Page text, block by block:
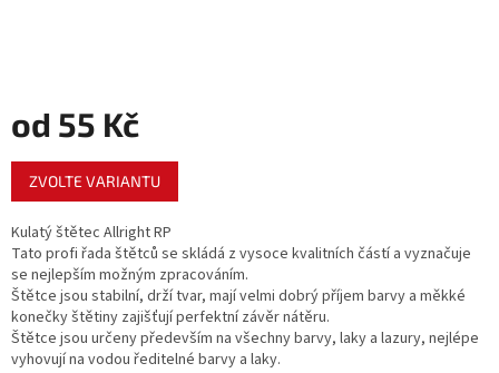
od 55 Kč
Měrná
cena:
ZVOLTE VARIANTU
Kulatý štětec Allright RP
Tato profi řada štětců se skládá z vysoce kvalitních částí a vyznačuje
se nejlepším možným zpracováním.
Štětce jsou stabilní, drží tvar, mají velmi dobrý příjem barvy a měkké
konečky štětiny zajišťují perfektní závěr nátěru.
Štětce jsou určeny především na všechny barvy, laky a lazury, nejlépe
vyhovují na vodou ředitelné barvy a laky.